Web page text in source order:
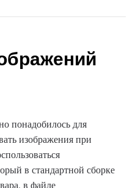
понадобилось для
изображения при
в стандартной сборке
в файле